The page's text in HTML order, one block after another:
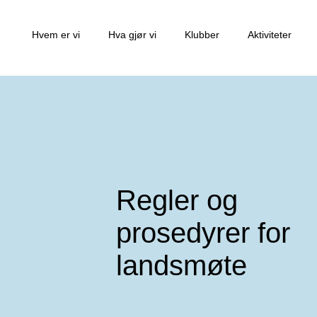
Hvem er vi Hva gjør vi Klubber Aktiviteter
Regler og
prosedyrer for
landsmøte